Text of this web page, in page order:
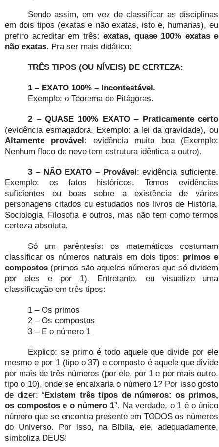
Sendo assim, em vez de classificar as disciplinas
em dois tipos (exatas e não exatas, isto é, humanas), eu
prefiro acreditar em três: exatas, quase 100% exatas e
não exatas. Pra ser mais didático:
TRÊS TIPOS (OU NÍVEIS) DE CERTEZA:
1 – EXATO 100% – Incontestável.
Exemplo: o Teorema de Pitágoras.
2 – QUASE 100% EXATO–Praticamente certo
(evidência esmagadora. Exemplo: a lei da gravidade), ou
Altamente provável: evidência muito boa (Exemplo:
Nenhum floco de neve tem estrutura idêntica a outro).
3 – NÃO EXATO – Provável: evidência suficiente.
Exemplo: os fatos históricos. Temos evidências
suficientes ou boas sobre a existência de vários
personagens citados ou estudados nos livros de História,
Sociologia, Filosofia e outros, mas não tem como termos
certeza absoluta.
Só um parêntesis: os matemáticos costumam
classificar os números naturais em dois tipos: primos e
compostos (primos são aqueles números que só dividem
por eles e por 1). Entretanto, eu visualizo uma
classificação em três tipos:
1 – Os primos
2 – Os compostos
3 – E o número 1
Explico: se primo é todo aquele que divide por ele
mesmo e por 1 (tipo o 37) e composto é aquele que divide
por mais de três números (por ele, por 1 e por mais outro,
tipo o 10), onde se encaixaria o número 1? Por isso gosto
de dizer: “Existem três tipos de números: os primos,
os compostos e o número 1”. Na verdade, o 1 é o único
número que se encontra presente em TODOS os números
do Universo. Por isso, na Bíblia, ele, adequadamente,
simboliza DEUS!